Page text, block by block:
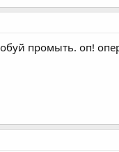
промыть. оп!